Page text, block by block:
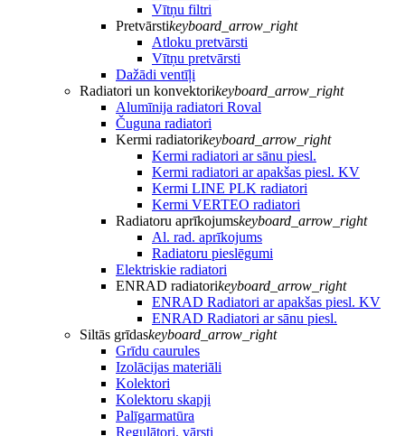
Vītņu filtri
Pretvārstikeyboard_arrow_right
Atloku pretvārsti
Vītņu pretvārsti
Dažādi ventīļi
Radiatori un konvektorikeyboard_arrow_right
Alumīnija radiatori Roval
Čuguna radiatori
Kermi radiatorikeyboard_arrow_right
Kermi radiatori ar sānu piesl.
Kermi radiatori ar apakšas piesl. KV
Kermi LINE PLK radiatori
Kermi VERTEO radiatori
Radiatoru aprīkojumskeyboard_arrow_right
Al. rad. aprīkojums
Radiatoru pieslēgumi
Elektriskie radiatori
ENRAD radiatorikeyboard_arrow_right
ENRAD Radiatori ar apakšas piesl. KV
ENRAD Radiatori ar sānu piesl.
Siltās grīdaskeyboard_arrow_right
Grīdu caurules
Izolācijas materiāli
Kolektori
Kolektoru skapji
Palīgarmatūra
Regulātori, vārsti